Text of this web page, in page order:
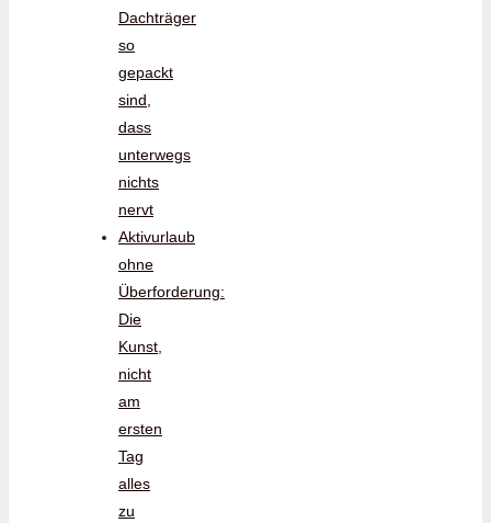
Dachträger
so
gepackt
sind,
dass
unterwegs
nichts
nervt
Aktivurlaub
ohne
Überforderung:
Die
Kunst,
nicht
am
ersten
Tag
alles
zu